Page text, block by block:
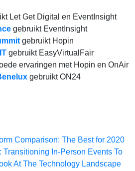
Let Get Digital en EventInsight
gebruikt EventInsight
gebruikt Hopin
gebruikt EasyVirtualFair
ervaringen met Hopin en OnAir
gebruikt ON24
Comparison: The Best for 2020
Transitioning In-Person Events To
At The Technology Landscape